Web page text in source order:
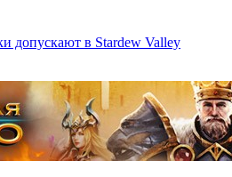
допускают в Stardew Valley